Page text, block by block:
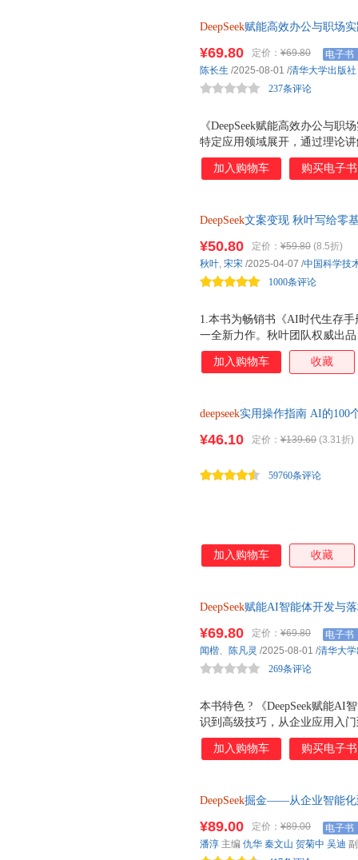
DeepSeek赋能高效办公与职场
场神器。
《DeepSeek赋能高效办公与职
特定应用领域展开，通过理论
握DeepSeek的使用技巧。具体
应用场景、提问艺术与精准优
¥69.80 定价： ¥69.80 电子书
237条评论
陈长生 /2025-08-01 /清华大学出版社
加入购物车 购买电子书
DeepSeek文案变现 秋叶写给零
现。
1.本书为畅销书《AI时代生存手
一全新力作。秋叶团队权威出
程，手把手指导零基础文案小
革，解锁个人流量密码，实现
重突破。
¥50.80 定价： ¥59.80 (8.5折)
1000条评论
秋叶, 宋宋 /2025-04-07 /中国科学技
加入购物车 收藏
deepseek实用操作指南 AI的100
¥46.10 定价： ¥139.60 (3.31折)
59760条评论
加入购物车 收藏
DeepSeek赋能AI智能体开发与
本书特色 ? 《DeepSeek赋能AI
识到高级技巧，从企业应用入
掌握DeepSeek的实战技能。 ?
含大量实战案例和项目演练，
策略，以及RAG等前沿技术，
者阅读和学习。 读者对象 《
各类职场人士，包括新人、自
¥69.80 定价： ¥69.80 电子书
269条评论
闻楷、 陈凡灵 /2025-08-01 /清华大
加入购物车 购买电子书
DeepSeek掘金——从企业智能化
本增效、办公革命的核心赋能
但这本能！书中提供了De
¥89.00 定价： ¥89.00 电子书
潘淳 主编 仇华 秦文山 贺菊中 吴迪